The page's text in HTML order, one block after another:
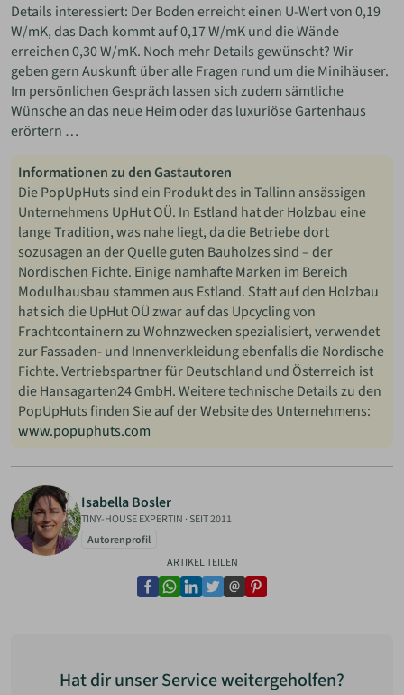
Details interessiert: Der Boden erreicht einen U-Wert von 0,19
W/mK, das Dach kommt auf 0,17 W/mK und die Wände
erreichen 0,30 W/mK. Noch mehr Details gewünscht? Wir
geben gern Auskunft über alle Fragen rund um die Minihäuser.
Im persönlichen Gespräch lassen sich zudem sämtliche
Wünsche an das neue Heim oder das luxuriöse Gartenhaus
erörtern …
Informationen zu den Gastautoren
Die PopUpHuts sind ein Produkt des in Tallinn ansässigen
Unternehmens UpHut OÜ. In Estland hat der Holzbau eine
lange Tradition, was nahe liegt, da die Betriebe dort
sozusagen an der Quelle guten Bauholzes sind – der
Nordischen Fichte. Einige namhafte Marken im Bereich
Modulhausbau stammen aus Estland. Statt auf den Holzbau
hat sich die UpHut OÜ zwar auf das Upcycling von
Frachtcontainern zu Wohnzwecken spezialisiert, verwendet
zur Fassaden- und Innenverkleidung ebenfalls die Nordische
Fichte. Vertriebspartner für Deutschland und Österreich ist
die Hansagarten24 GmbH. Weitere technische Details zu den
PopUpHuts finden Sie auf der Website des Unternehmens:
www.popuphuts.com
Isabella Bosler
TINY-HOUSE EXPERTIN · SEIT 2011
Autorenprofil
ARTIKEL TEILEN
facebook
whatsapp
linkedin
twitter
emailpinterest
Hat dir unser Service weitergeholfen?